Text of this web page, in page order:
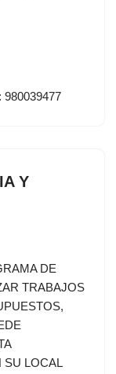
980039477
Y
DE
TRABAJOS
SU LOCAL